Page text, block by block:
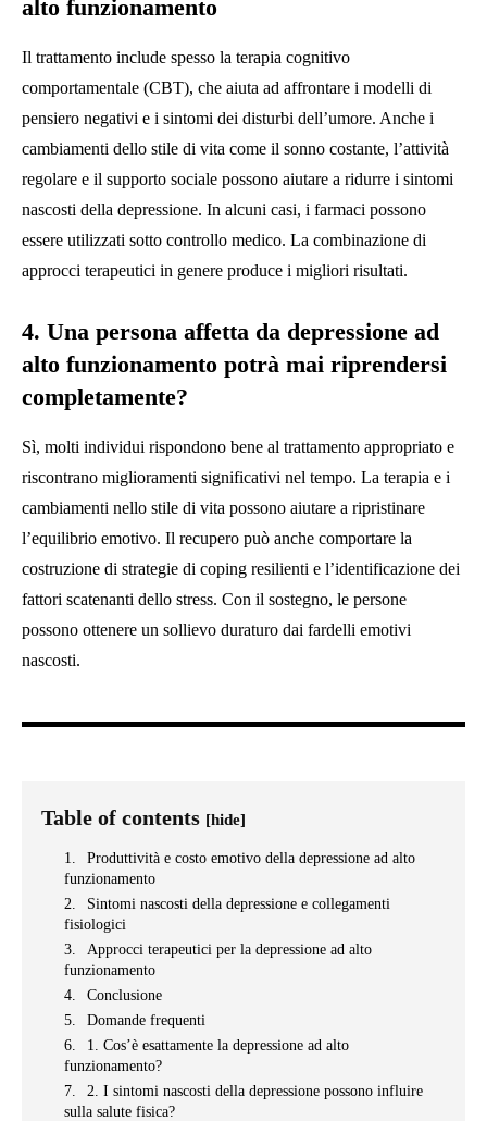
alto funzionamento
Il trattamento include spesso la terapia cognitivo
comportamentale (CBT), che aiuta ad affrontare i modelli di
pensiero negativi e i sintomi dei disturbi dell’umore. Anche i
cambiamenti dello stile di vita come il sonno costante, l’attività
regolare e il supporto sociale possono aiutare a ridurre i sintomi
nascosti della depressione. In alcuni casi, i farmaci possono
essere utilizzati sotto controllo medico. La combinazione di
approcci terapeutici in genere produce i migliori risultati.
4. Una persona affetta da depressione ad
alto funzionamento potrà mai riprendersi
completamente?
Sì, molti individui rispondono bene al trattamento appropriato e
riscontrano miglioramenti significativi nel tempo. La terapia e i
cambiamenti nello stile di vita possono aiutare a ripristinare
l’equilibrio emotivo. Il recupero può anche comportare la
costruzione di strategie di coping resilienti e l’identificazione dei
fattori scatenanti dello stress. Con il sostegno, le persone
possono ottenere un sollievo duraturo dai fardelli emotivi
nascosti.
Table of contents [hide]
Produttività e costo emotivo della depressione ad alto
funzionamento
Sintomi nascosti della depressione e collegamenti
fisiologici
Approcci terapeutici per la depressione ad alto
funzionamento
Conclusione
Domande frequenti
1. Cos’è esattamente la depressione ad alto
funzionamento?
2. I sintomi nascosti della depressione possono influire
sulla salute fisica?